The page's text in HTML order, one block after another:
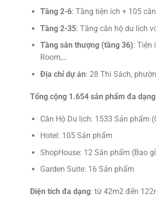
Tầng 2-6: Tầng tiện ích + 105
Tầng 2-35: Tầng căn hộ du lịch
Tầng sân thượng (tầng 36): Tiện
Room,…
Địa chỉ dự án: 28 Thi Sách,
Tổng cộng 1.654 sản phẩm đa
Căn Hộ Du lịch: 1533 Sản phẩm
Hotel: 105 Sản phẩm
ShopHouse: 12 Sản phẩm (Bao
Garden Suite: 16 Sản phẩm
Diện tích đa dạng: từ 42m2 đến